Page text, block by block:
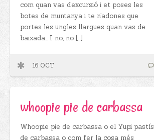
com quan vas d’excursió i et poses les
botes de muntanya i te n’adones que
portes les ungles llargues quan vas de
baixada… I no, no […]
16 OCT
whoopie pie de carbassa
Whoopie pie de carbassa o el Yupi pastís
de carbassa o com fer la cosa més